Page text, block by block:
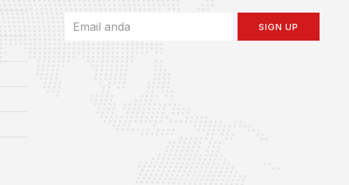
SIGN UP